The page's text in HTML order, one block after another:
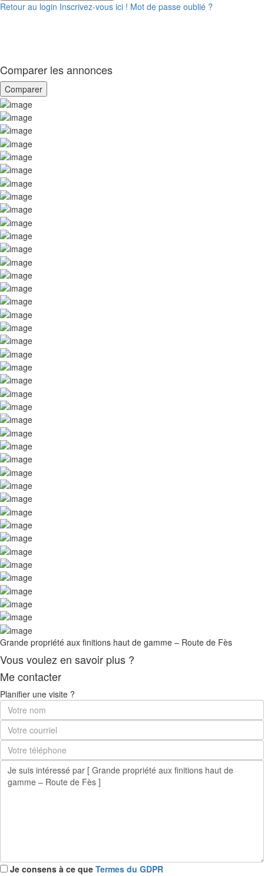
Retour au login Inscrivez-vous ici ! Mot de passe oublié ?
Comparer les annonces
Comparer
Grande propriété aux finitions haut de gamme – Route de Fès
Vous voulez en savoir plus ?
Me contacter
Planifier une visite ?
Je consens à ce que Termes du GDPR